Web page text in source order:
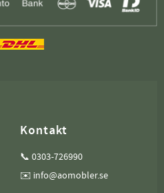
Kontakt
📞 0303-726990
✉️ info@aomobler.se